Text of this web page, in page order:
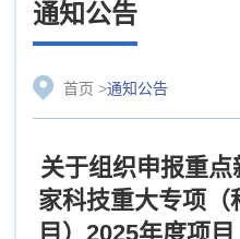
通知公告
首页 >通知公告
关于组织申报重
家科技重大专项（
目）2025年度项